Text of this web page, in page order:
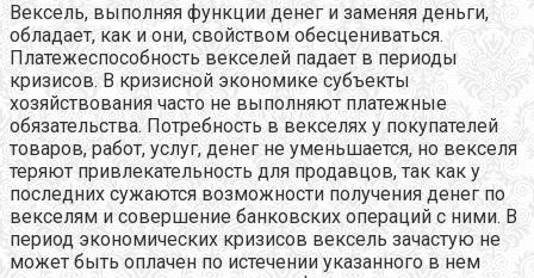
Вексель, выполняя функции денег и заменяя деньги,
обладает, как и они, свойством обесцениваться.
Платежеспособность векселей падает в периоды
кризисов. В кризисной экономике субъекты
хозяйствования часто не выполняют платежные
обязательства. Потребность в векселях у покупателей
товаров, работ, услуг, денег не уменьшается, но векселя
теряют привлекательность для продавцов, так как у
последних сужаются возможности получения денег по
векселям и совершение банковских операций с ними. В
период экономических кризисов вексель зачастую не
может быть оплачен по истечении указанного в нем